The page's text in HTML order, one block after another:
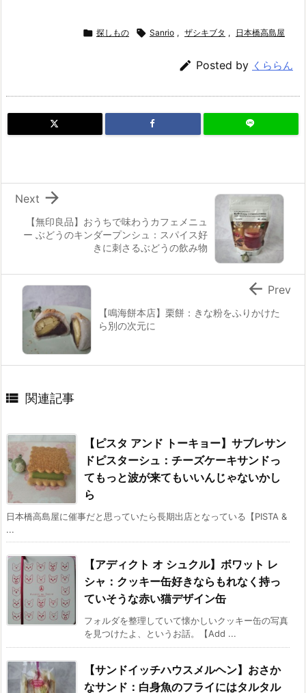
 探しもの  Sanrio , ザシキブタ , 日本橋高島屋
 Posted by くららん
【無印良品】おうちで味わうカフェメニュ
ー ぶどうのキンダープンシュ：スパイス好
きに刺さるぶどうの飲み物

Next
【鳴海餅本店】栗餅：きな粉をふりかけた
ら別の次元に
 Prev
 関連記事
【ピスタ アンド トーキョー】サブレサン
ドピスターシュ：チーズケーキサンドっ
てもっと波が来てもいいんじゃないかし
ら
日本橋高島屋に催事だと思っていたら長期出店となっている【PISTA &
...
【アディクト オ シュクル】ボワット レ
シャ：クッキー缶好きならもれなく持っ
ていそうな赤い猫デザイン缶
フォルダを整理していて懐かしいクッキー缶の写真
を見つけたよ、というお話。【Add ...
【サンドイッチハウスメルヘン】おさか
なサンド：白身魚のフライにはタルタル